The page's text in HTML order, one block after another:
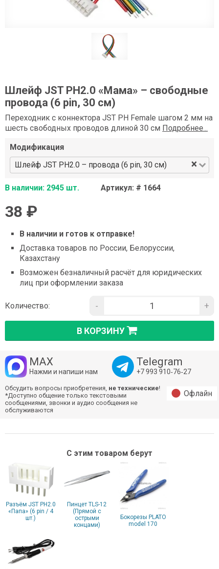
Шлейф JST PH2.0 «Мама» – свободные
провода (6 pin, 30 см)
Переходник с коннектора JST PH Female шагом 2 мм на
шесть свободных проводов длиной 30 см Подробнее...
Модификация
Шлейф JST PH2.0 – провода (6 pin, 30 см)
×
В наличии: 2945 шт. Артикул: # 1664
38 ₽
В наличии и готов к отправке!
Доставка товаров по России, Белоруссии,
Казахстану
Возможен безналичный расчёт для юридических
лиц при оформлении заказа
Количество: - +
В КОРЗИНУ
MAX
Нажми и напиши нам
Telegram
+7 993 910‑76‑27
Обсудить вопросы приобретения, не технические!
*Доступно общение только текстовыми
сообщениями, звонки и аудио сообщения не
обслуживаются
Офлайн
С этим товаром берут
Разъём JST PH2.0
«Папа» (6 pin / 4
шт.)
Пинцет TLS-12
(Прямой с
острыми
концами)
Бокорезы PLATO
model 170